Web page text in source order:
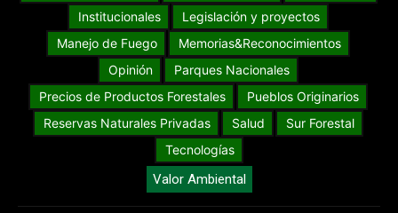
Institucionales
Legislación y proyectos
Manejo de Fuego
Memorias&Reconocimientos
Opinión
Parques Nacionales
Precios de Productos Forestales
Pueblos Originarios
Reservas Naturales Privadas
Salud
Sur Forestal
Tecnologías
Valor Ambiental